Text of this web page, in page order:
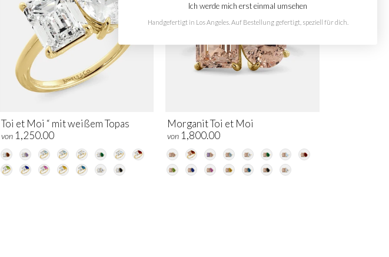
Toi et Moi “ mit weißem Topas
von 1,250.00
Morganit Toi et Moi
von 1,800.00
Ich werde mich erst einmal umsehen
Handgefertigt in Los Angeles. Auf Bestellung gefertigt, speziell für dich.